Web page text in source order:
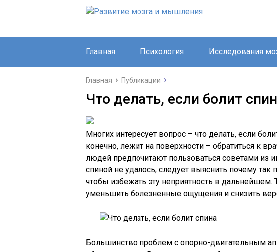
Главная Психология Исследования
Главная Публикации
Что делать, если болит
Многих интересует вопрос – что делать, если
конечно, лежит на поверхности – обратиться к
людей предпочитают пользоваться советами из
спиной не удалось, следует выяснить почему так
чтобы избежать эту неприятность в
уменьшить болезненные ощущения и снизить
Большинство проблем с опорно-двигательным